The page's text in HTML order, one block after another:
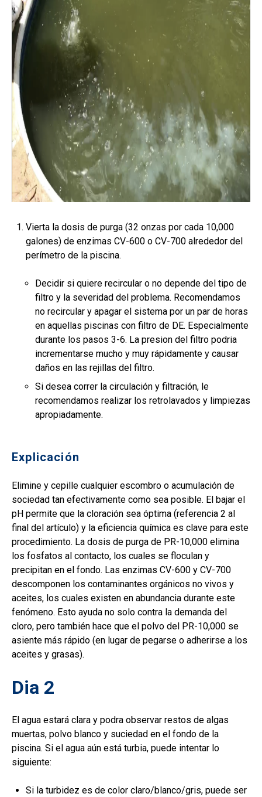
Vierta la dosis de purga (32 onzas por cada 10,000
galones) de enzimas CV-600 o CV-700 alrededor del
perímetro de la piscina.
Decidir si quiere recircular o no depende del tipo de
filtro y la severidad del problema. Recomendamos
no recircular y apagar el sistema por un par de horas
en aquellas piscinas con filtro de DE. Especialmente
durante los pasos 3-6. La presion del filtro podria
incrementarse mucho y muy rápidamente y causar
daños en las rejillas del filtro.
Si desea correr la circulación y filtración, le
recomendamos realizar los retrolavados y limpiezas
apropiadamente.
Explicación
Elimine y cepille cualquier escombro o acumulación de
sociedad tan efectivamente como sea posible. El bajar el
pH permite que la cloración sea óptima (referencia 2 al
final del artículo) y la eficiencia química es clave para este
procedimiento. La dosis de purga de PR-10,000 elimina
los fosfatos al contacto, los cuales se floculan y
precipitan en el fondo. Las enzimas CV-600 y CV-700
descomponen los contaminantes orgánicos no vivos y
aceites, los cuales existen en abundancia durante este
fenómeno. Esto ayuda no solo contra la demanda del
cloro, pero también hace que el polvo del PR-10,000 se
asiente más rápido (en lugar de pegarse o adherirse a los
aceites y grasas).
Dia 2
El agua estará clara y podra observar restos de algas
muertas, polvo blanco y suciedad en el fondo de la
piscina. Si el agua aún está turbia, puede intentar lo
siguiente:
Si la turbidez es de color claro/blanco/gris, puede ser